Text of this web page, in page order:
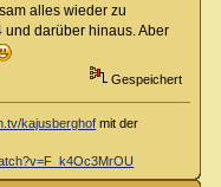
alles wieder zu
darüber hinaus. Aber
Gespeichert
kajusberghof mit der